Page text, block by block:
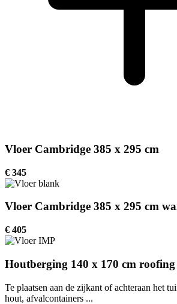
Vloer Cambridge 385 x 295 cm
€ 345
Vloer Cambridge 385 x 295 cm
€ 405
Houtberging 140 x 170 cm roofing
Te plaatsen aan de zijkant of achteraan het
hout, afvalcontainers ...